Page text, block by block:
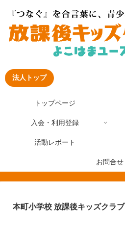
法人トップ
トップページ
入会・利用登録
活動レポート
お問合せ
本町小学校 放課後キッズクラブ